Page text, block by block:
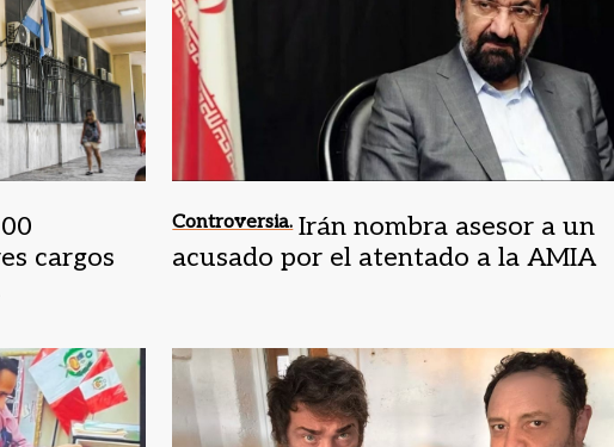
cargos
Controversia. Irán nombra asesor a un
acusado por el atentado a la AMIA